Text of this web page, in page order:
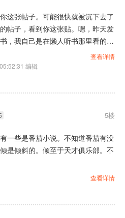
这张帖子。可能很快就被沉下去了
帖子，看到你这张贴。嗯，昨天发
，我自己是在懒人听书那里看的。
两本书？你想听复苏类的，要不你
至于灵气复苏的之前说的复苏是恐
像有一部肾虚。应该还行吧。但那
，我也不知道是不是这个名。所以
本就是神秘付出的续集。叫天倾之
懒人听书上找不到天青之后，这书
部讲完之后他就讲续集。他那时候
谁？但中间倒是有说过糖罐。啊，
我待会儿去帮你看一下？或者你可
没有这本书？然后就是现在听的一
。但不算是恐怖题材，还有灵气复
的。是属于，科幻的天才俱乐部这
书吧，大概是。我听的是余生威讲
查看详情
编辑
5楼
一些是番茄小说。不知道番茄有没
是倾斜的。倾至于天才俱乐部。不
查看详情